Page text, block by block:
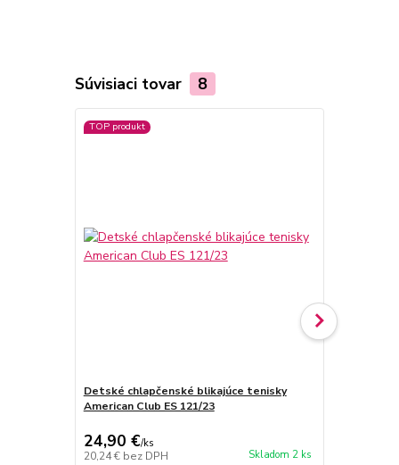
Súvisiaci tovar 8
TOP produkt
Detské chlapčenské blikajúce tenisky
American Club ES 121/23
24,90 €/ks
20,24 € bez DPH Skladom 2 ks